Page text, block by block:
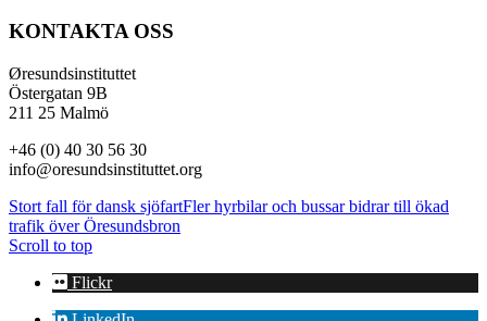
KONTAKTA OSS
Øresundsinstituttet
Östergatan 9B
211 25 Malmö
+46 (0) 40 30 56 30
info@oresundsinstituttet.org
Stort fall för dansk sjöfartFler hyrbilar och bussar bidrar till ökad
trafik över Öresundsbron
Scroll to top
Flickr